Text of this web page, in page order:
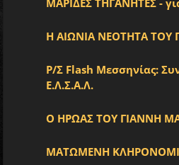
ΜΑΡΙΔΕΣ ΤΗΓΑΝΗΤΕΣ -
Η ΑΙΩΝΙΑ ΝΕΟΤΗΤΑ
Ρ/Σ Flash Μεσσηνίας:
Ε.Λ.Σ.Α.Λ.
Ο ΗΡΩΑΣ ΤΟΥ ΓΙΑΝΝΗ
ΜΑΤΩΜΕΝΗ